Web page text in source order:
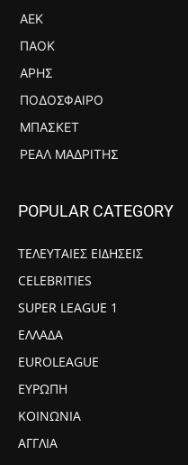
ΑΕΚ
ΠΑΟΚ
ΆΡΗΣ
ΠΟΔΌΣΦΑΙΡΟ
ΜΠΆΣΚΕΤ
ΡΕΆΛ ΜΑΔΡΊΤΗΣ
POPULAR CATEGORY
ΤΕΛΕΥΤΑΙΕΣ ΕΙΔΗΣΕΙΣ
CELEBRITIES
SUPER LEAGUE 1
ΕΛΛΑΔΑ
EUROLEAGUE
ΕΥΡΩΠΗ
ΚΟΙΝΩΝΙΑ
ΑΓΓΛΙΑ